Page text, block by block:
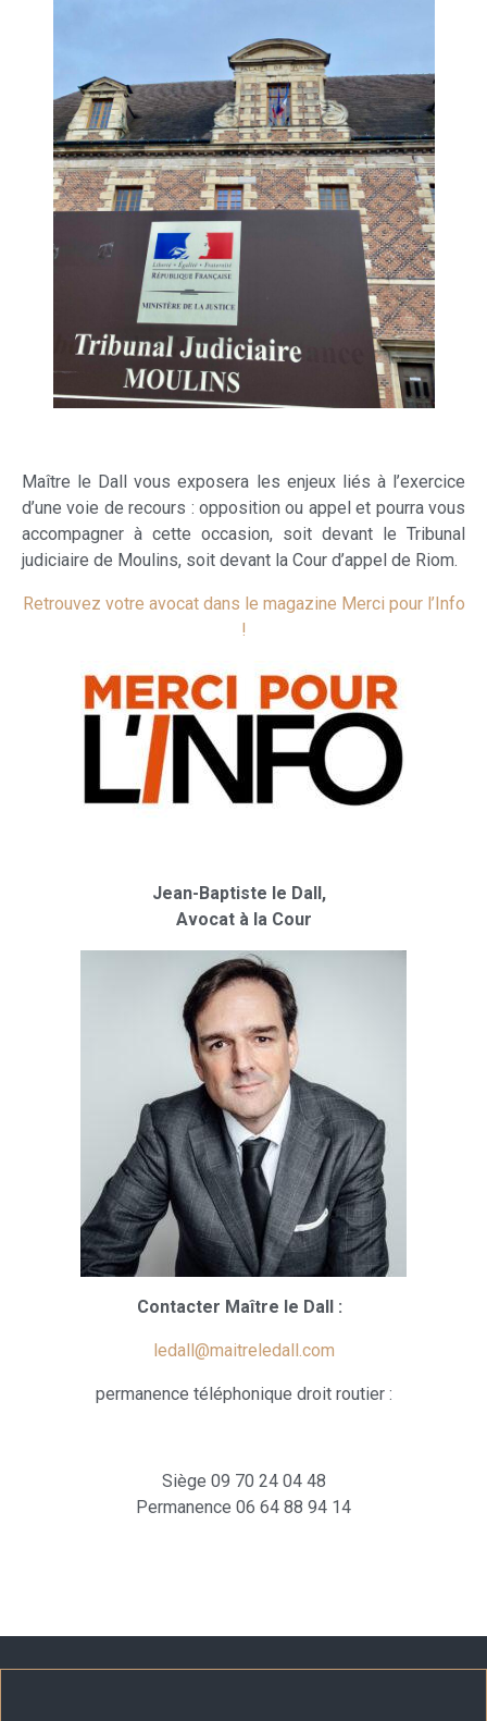
Maître le Dall vous exposera les enjeux liés à l’exercice
d’une voie de recours : opposition ou appel et pourra vous
accompagner à cette occasion, soit devant le Tribunal
judiciaire de Moulins, soit devant la Cour d’appel de Riom.
Retrouvez votre avocat dans le magazine Merci pour l’Info
!
Jean-Baptiste le Dall,
Avocat à la Cour
Contacter Maître le Dall :
ledall@maitreledall.com
permanence téléphonique droit routier :
Siège 09 70 24 04 48
Permanence 06 64 88 94 14